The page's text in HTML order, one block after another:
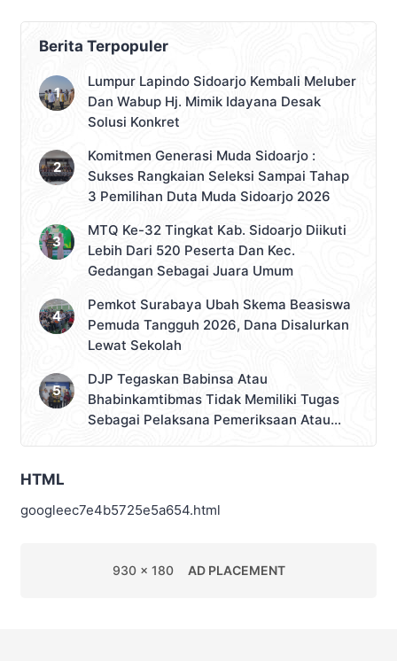
Berita Terpopuler
Lumpur Lapindo Sidoarjo Kembali Meluber
Dan Wabup Hj. Mimik Idayana Desak
Solusi Konkret
Komitmen Generasi Muda Sidoarjo :
Sukses Rangkaian Seleksi Sampai Tahap
3 Pemilihan Duta Muda Sidoarjo 2026
MTQ Ke-32 Tingkat Kab. Sidoarjo Diikuti
Lebih Dari 520 Peserta Dan Kec.
Gedangan Sebagai Juara Umum
Pemkot Surabaya Ubah Skema Beasiswa
Pemuda Tangguh 2026, Dana Disalurkan
Lewat Sekolah
DJP Tegaskan Babinsa Atau
Bhabinkamtibmas Tidak Memiliki Tugas
Sebagai Pelaksana Pemeriksaan Atau
HTML
googleec7e4b5725e5a654.html
930 x 180 AD PLACEMENT